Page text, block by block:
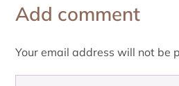
Add comment
Your email address will not be